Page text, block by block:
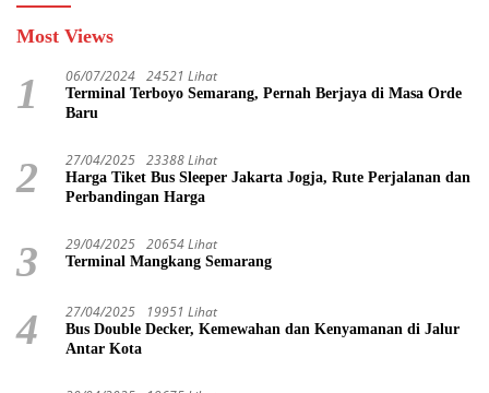
Most Views
1 06/07/2024 24521 Lihat
Terminal Terboyo Semarang, Pernah Berjaya di Masa Orde
Baru
2 27/04/2025 23388 Lihat
Harga Tiket Bus Sleeper Jakarta Jogja, Rute Perjalanan dan
Perbandingan Harga
3 29/04/2025 20654 Lihat
Terminal Mangkang Semarang
4 27/04/2025 19951 Lihat
Bus Double Decker, Kemewahan dan Kenyamanan di Jalur
Antar Kota